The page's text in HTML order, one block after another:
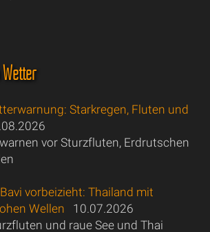
Starkregen, Fluten und
vor Sturzfluten, Erdrutschen
vorbeizieht: Thailand mit
Wellen 10.07.2026
und raue See und Thai